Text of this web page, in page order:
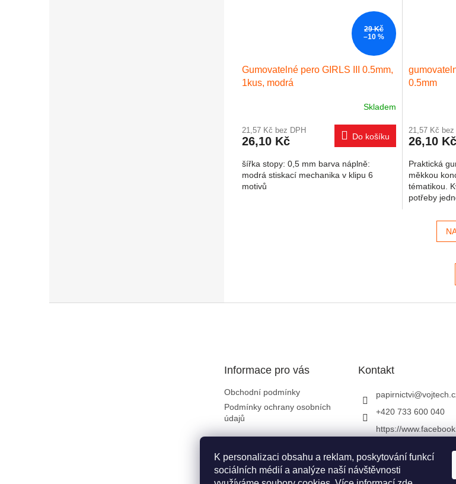
K personalizaci obsahu a reklam, poskytování funkcí
sociálních médií a analýze naší návštěvnosti
29 Kč
–10 %
Gumovatelné pero GIRLS III 0.5mm,
1kus, modrá
Skladem
21,57 Kč bez DPH
26,10 Kč Do košíku
šířka stopy: 0,5 mm barva náplně:
modrá stiskací mechanika v klipu 6
motivů
0.5mm
21,57 Kč bez
26,10 Kč
Praktická
měkkou
tématikou.
potřeby
Informace pro vás
Obchodní podmínky
Podmínky ochrany osobních
údajů
Kontakt
papirnictvi@
+420 733 600 040
https://
papirnictvivojtech/
+420 733 600 040